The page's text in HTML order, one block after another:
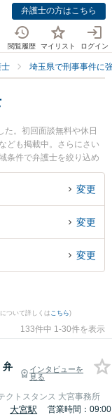
弁護士の方はこちら
閲覧履歴 マイリスト ログイン
埼玉県で刑事事件に
。初回面談無料や休日
ども掲載中。さらにさい
条件で弁護士を絞り込め
・前科あり等の細かな分
プロテクトスタンス 大宮
日や夜間に発生した執行
行猶予のトラブル解決の
料で執行猶予を法律相談
変更
変更
変更
ついて詳しくはこちら)
133件中 1-30件を表示
弁
インタビューを
見る
クトスタンス 大宮事務所
大宮駅
営業時間：09:00